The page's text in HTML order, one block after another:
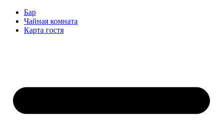
Перейти
содержимому
Бар
Чайная комната
Карта гостя